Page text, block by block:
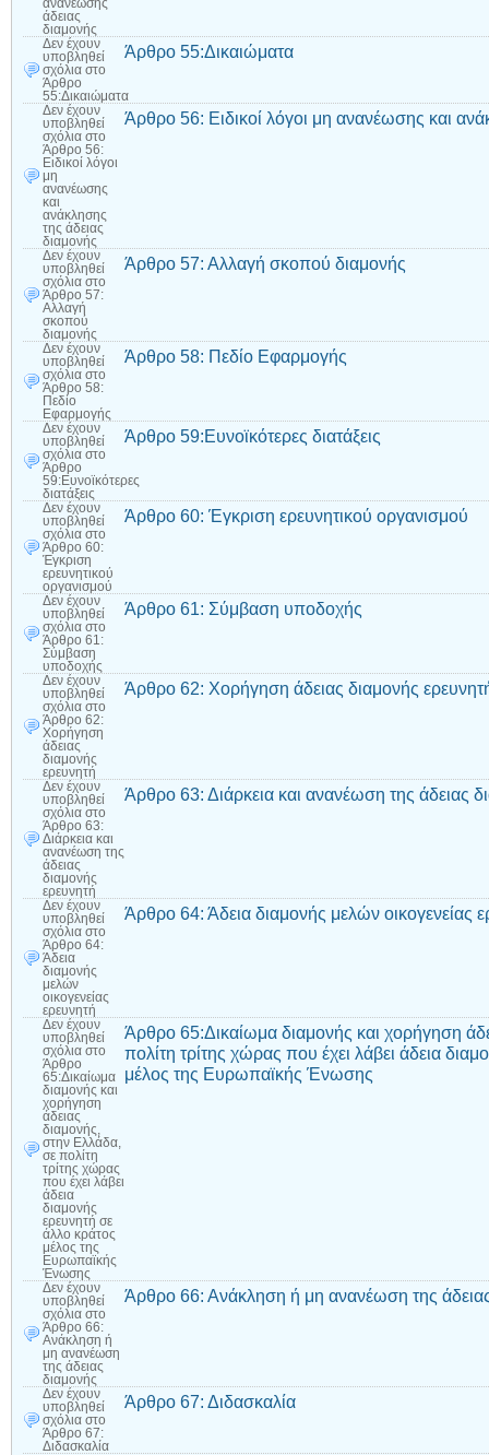
ανανέωσης
άδειας
διαμονής
Δεν έχουν
υποβληθεί
σχόλια στο
Άρθρο
55:Δικαιώματα
Άρθρο 55:Δικαιώματα
Δεν έχουν
υποβληθεί
σχόλια στο
Άρθρο 56:
Ειδικοί λόγοι
μη
ανανέωσης
και
ανάκλησης
της άδειας
διαμονής
Άρθρο 56: Ειδικοί λόγοι μη ανανέωσης και
Δεν έχουν
υποβληθεί
σχόλια στο
Άρθρο 57:
Αλλαγή
σκοπού
διαμονής
Άρθρο 57: Αλλαγή σκοπού διαμονής
Δεν έχουν
υποβληθεί
σχόλια στο
Άρθρο 58:
Πεδίο
Εφαρμογής
Άρθρο 58: Πεδίο Εφαρμογής
Δεν έχουν
υποβληθεί
σχόλια στο
Άρθρο
59:Ευνοϊκότερες
διατάξεις
Άρθρο 59:Ευνοϊκότερες διατάξεις
Δεν έχουν
υποβληθεί
σχόλια στο
Άρθρο 60:
Έγκριση
ερευνητικού
οργανισμού
Άρθρο 60: Έγκριση ερευνητικού οργανισμού
Δεν έχουν
υποβληθεί
σχόλια στο
Άρθρο 61:
Σύμβαση
υποδοχής
Άρθρο 61: Σύμβαση υποδοχής
Δεν έχουν
υποβληθεί
σχόλια στο
Άρθρο 62:
Χορήγηση
άδειας
διαμονής
ερευνητή
Άρθρο 62: Χορήγηση άδειας διαμονής
Δεν έχουν
υποβληθεί
σχόλια στο
Άρθρο 63:
Διάρκεια και
ανανέωση της
άδειας
διαμονής
ερευνητή
Άρθρο 63: Διάρκεια και ανανέωση της άδειας
Δεν έχουν
υποβληθεί
σχόλια στο
Άρθρο 64:
Άδεια
διαμονής
μελών
οικογενείας
ερευνητή
Άρθρο 64: Άδεια διαμονής μελών οικογενείας
Δεν έχουν
υποβληθεί
σχόλια στο
Άρθρο
65:Δικαίωμα
διαμονής και
χορήγηση
άδειας
διαμονής,
στην Ελλάδα,
σε πολίτη
τρίτης χώρας
που έχει λάβει
άδεια
διαμονής
ερευνητή σε
άλλο κράτος
μέλος της
Ευρωπαϊκής
Ένωσης
Άρθρο 65:Δικαίωμα διαμονής και χορήγηση
πολίτη τρίτης χώρας που έχει λάβει άδεια
μέλος της Ευρωπαϊκής Ένωσης
Δεν έχουν
υποβληθεί
σχόλια στο
Άρθρο 66:
Ανάκληση ή
μη ανανέωση
της άδειας
διαμονής
Άρθρο 66: Ανάκληση ή μη ανανέωση της
Δεν έχουν
υποβληθεί
σχόλια στο
Άρθρο 67:
Διδασκαλία
Άρθρο 67: Διδασκαλία